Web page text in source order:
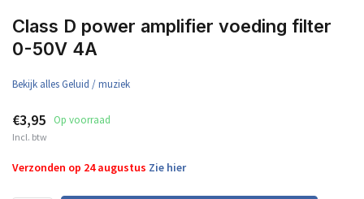
Class D power amplifier voeding filter
0-50V 4A
Bekijk alles Geluid / muziek
€3,95 Op voorraad
Incl. btw
Verzonden op 24 augustus Zie hier